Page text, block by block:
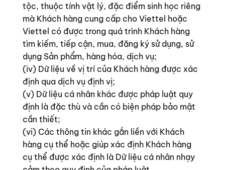
tộc, thuộc tính vật lý, đặc điểm sinh học riêng
mà Khách hàng cung cấp cho Viettel hoặc
Viettel có được trong quá trình Khách hàng
tìm kiếm, tiếp cận, mua, đăng ký sử dụng, sử
dụng Sản phẩm, hàng hóa, dịch vụ;
(iv) Dữ liệu về vị trí của Khách hàng được xác
định qua dịch vụ định vị;
(v) Dữ liệu cá nhân khác được pháp luật quy
định là đặc thù và cần có biện pháp bảo mật
cần thiết;
(vi) Các thông tin khác gắn liền với Khách
hàng cụ thể hoặc giúp xác định Khách hàng
cụ thể được xác định là Dữ liệu cá nhân nhạy